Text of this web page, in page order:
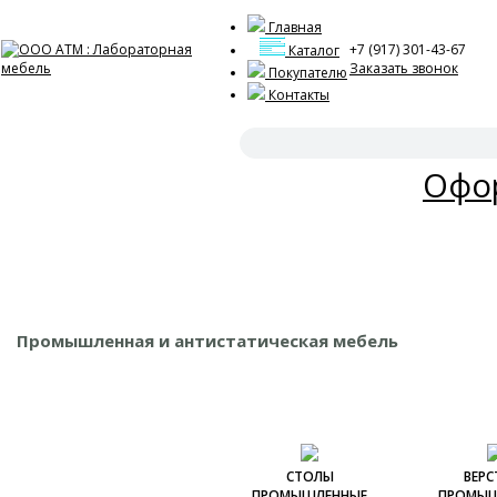
Главная
Каталог
Покупателю
Контакты
+7 (917) 301-43-67
Заказать звонок
Промышленная и антистатическая мебель
СТОЛЫ